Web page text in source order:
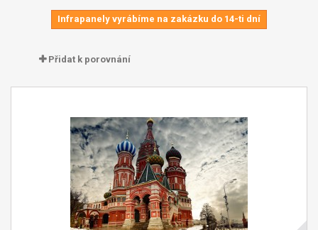
Infrapanely vyrábíme na zakázku do 14-ti dní
Přidat k porovnání